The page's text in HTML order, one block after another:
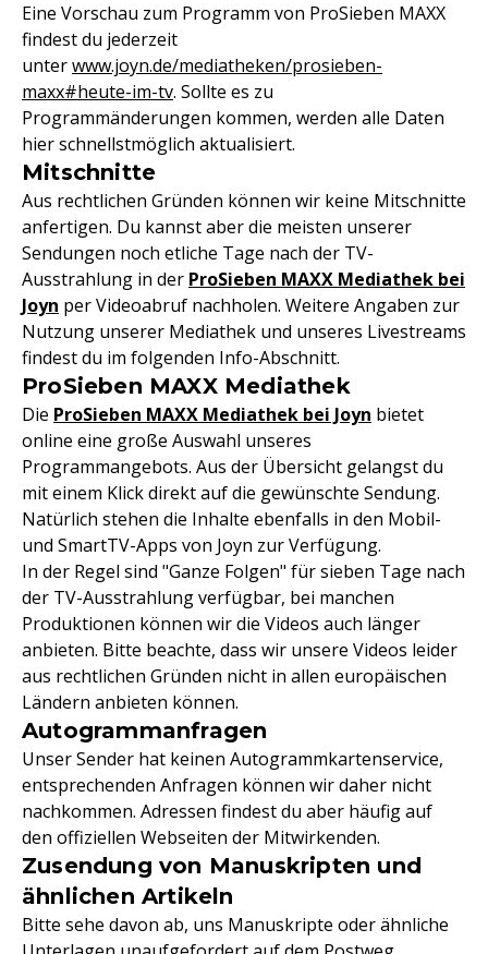
Eine Vorschau zum Programm von ProSieben MAXX
findest du jederzeit
unterwww.joyn.de/mediatheken/prosieben-
maxx#heute-im-tv. Sollte es zu
Programmänderungen kommen, werden alle Daten
hier schnellstmöglich aktualisiert.
Mitschnitte
Aus rechtlichen Gründen können wir keine Mitschnitte
anfertigen. Du kannst aber die meisten unserer
Sendungen noch etliche Tage nach der TV-
Ausstrahlung in der ProSieben MAXX Mediathek bei
Joyn per Videoabruf nachholen. Weitere Angaben zur
Nutzung unserer Mediathek und unseres Livestreams
findest du im folgenden Info-Abschnitt.
ProSieben MAXX Mediathek
Die ProSieben MAXX Mediathek bei Joyn bietet
online eine große Auswahl unseres
Programmangebots. Aus der Übersicht gelangst du
mit einem Klick direkt auf die gewünschte Sendung.
Natürlich stehen die Inhalte ebenfalls in den Mobil-
und SmartTV-Apps von Joyn zur Verfügung.
In der Regel sind "Ganze Folgen" für sieben Tage nach
der TV-Ausstrahlung verfügbar, bei manchen
Produktionen können wir die Videos auch länger
anbieten. Bitte beachte, dass wir unsere Videos leider
aus rechtlichen Gründen nicht in allen europäischen
Ländern anbieten können.
Autogrammanfragen
Unser Sender hat keinen Autogrammkartenservice,
entsprechenden Anfragen können wir daher nicht
nachkommen. Adressen findest du aber häufig auf
den offiziellen Webseiten der Mitwirkenden.
Zusendung von Manuskripten und
ähnlichen Artikeln
Bitte sehe davon ab, uns Manuskripte oder ähnliche